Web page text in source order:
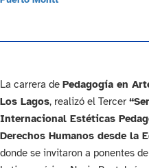
La carrera de Pedagogía en
Los Lagos, realizó el Tercer
Internacional Estéticas
Derechos Humanos desde la
donde se invitaron a ponentes